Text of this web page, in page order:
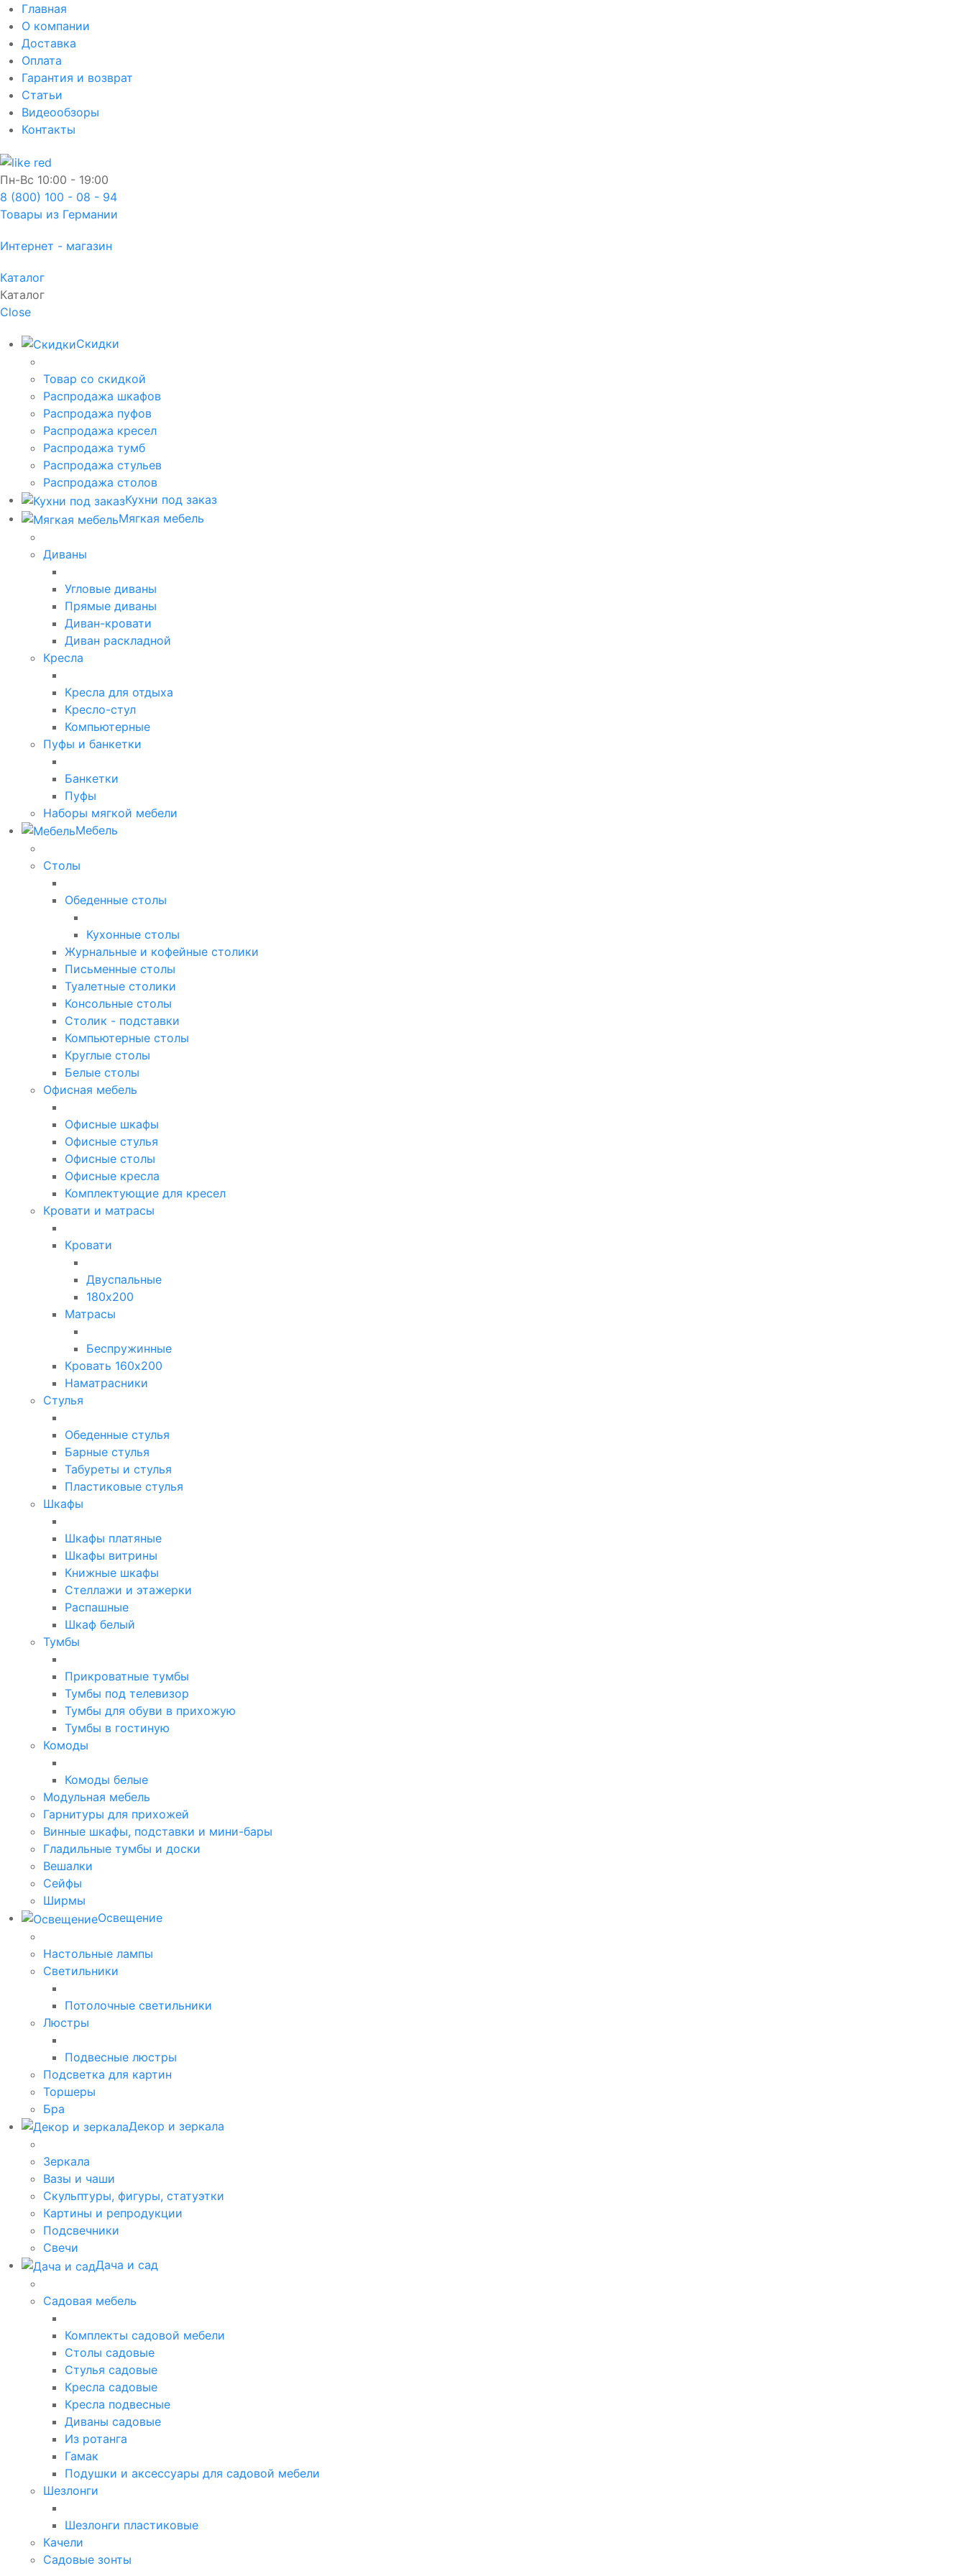
Главная
О компании
Доставка
Оплата
Гарантия и возврат
Статьи
Видеообзоры
Контакты
Пн-Вс 10:00 - 19:00
8 (800) 100 - 08 - 94
Товары из Германии
Интернет - магазин
Каталог
Каталог
Close
Скидки
Товар со скидкой
Распродажа шкафов
Распродажа пуфов
Распродажа кресел
Распродажа тумб
Распродажа стульев
Распродажа столов
Кухни под заказ
Мягкая мебель
Диваны
Угловые диваны
Прямые диваны
Диван-кровати
Диван раскладной
Кресла
Кресла для отдыха
Кресло-стул
Компьютерные
Пуфы и банкетки
Банкетки
Пуфы
Наборы мягкой мебели
Мебель
Столы
Обеденные столы
Кухонные столы
Журнальные и кофейные столики
Письменные столы
Туалетные столики
Консольные столы
Столик - подставки
Компьютерные столы
Круглые столы
Белые столы
Офисная мебель
Офисные шкафы
Офисные стулья
Офисные столы
Офисные кресла
Комплектующие для кресел
Кровати и матрасы
Кровати
Двуспальные
180х200
Матрасы
Беспружинные
Кровать 160х200
Наматрасники
Стулья
Обеденные стулья
Барные стулья
Табуреты и стулья
Пластиковые стулья
Шкафы
Шкафы платяные
Шкафы витрины
Книжные шкафы
Стеллажи и этажерки
Распашные
Шкаф белый
Тумбы
Прикроватные тумбы
Тумбы под телевизор
Тумбы для обуви в прихожую
Тумбы в гостиную
Комоды
Комоды белые
Модульная мебель
Гарнитуры для прихожей
Винные шкафы, подставки и мини-бары
Гладильные тумбы и доски
Вешалки
Сейфы
Ширмы
Освещение
Настольные лампы
Светильники
Потолочные светильники
Люстры
Подвесные люстры
Подсветка для картин
Торшеры
Бра
Декор и зеркала
Зеркала
Вазы и чаши
Скульптуры, фигуры, статуэтки
Картины и репродукции
Подсвечники
Свечи
Дача и сад
Садовая мебель
Комплекты садовой мебели
Столы садовые
Стулья садовые
Кресла садовые
Кресла подвесные
Диваны садовые
Из ротанга
Гамак
Подушки и аксессуары для садовой мебели
Шезлонги
Шезлонги пластиковые
Качели
Садовые зонты